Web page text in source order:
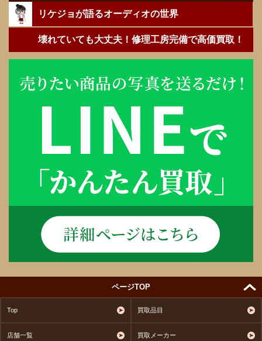
リケジョが語るオーディオの世界
壊れていても大丈夫！修理工房完備で高価買取！
ページTOP
Top 買取品目
店舗一覧 買取メーカー